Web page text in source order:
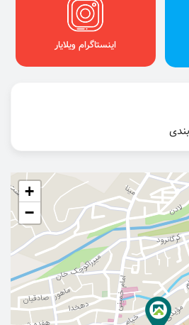
اینستاگرام ویلایار
+
−